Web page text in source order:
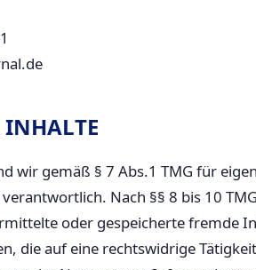
INHALTE
wir gemäß § 7 Abs.1 TMG für
Nach §§ 8 bis 10
oder gespeicherte fremde
die auf eine rechtswidrige